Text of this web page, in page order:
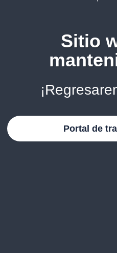
Sitio
Portal de